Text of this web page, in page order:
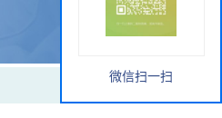
微信扫一扫